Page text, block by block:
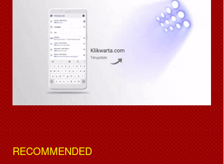
RECOMMENDED